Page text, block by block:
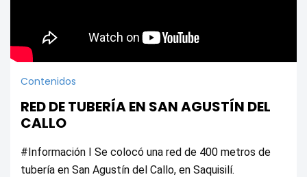
Contenidos
RED DE TUBERÍA EN SAN AGUSTÍN DEL
CALLO
#Información I Se colocó una red de 400 metros de
tubería en San Agustín del Callo, en Saquisilí.